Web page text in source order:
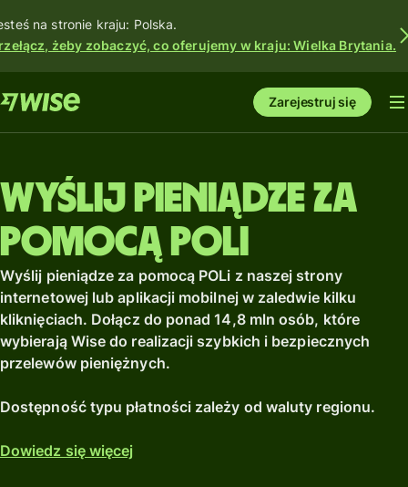
na stronie kraju: Polska.
żeby zobaczyć, co oferujemy w kraju: Wielka Brytania.
Zarejestruj się
Wyślij pieniądze za
pomocą POLi
Wyślij pieniądze za pomocą POLi z naszej strony
internetowej lub aplikacji mobilnej w zaledwie kilku
kliknięciach. Dołącz do ponad 14,8 mln osób, które
wybierają Wise do realizacji szybkich i bezpiecznych
przelewów pieniężnych.
Dostępność typu płatności zależy od waluty regionu.
Dowiedz się więcej